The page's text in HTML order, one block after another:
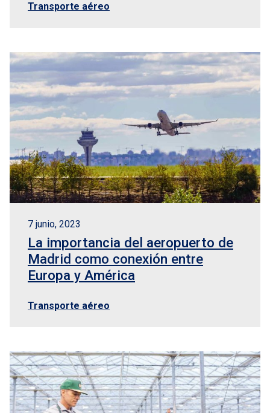
Transporte aéreo
7 junio, 2023
La importancia del aeropuerto de
Madrid como conexión entre
Europa y América
Transporte aéreo